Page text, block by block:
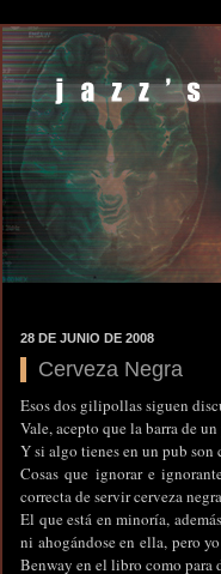
28 DE JUNIO DE 2008
Cerveza Negra
Esos dos gilipollas siguen
Vale, acepto que la barra de
Y si algo tienes en un pub son
Cosas que ignorar e
correcta de servir cerveza
El que está en minoría,
ni ahogándose en ella, pero
Benway en el libro como para